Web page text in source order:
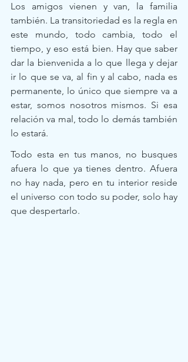
Los amigos vienen y van, la familia
también. La transitoriedad es la regla en
este mundo, todo cambia, todo el
tiempo, y eso está bien. Hay que saber
dar la bienvenida a lo que llega y dejar
ir lo que se va, al fin y al cabo, nada es
permanente, lo único que siempre va a
estar, somos nosotros mismos. Si esa
relación va mal, todo lo demás también
lo estará.
Todo esta en tus manos, no busques
afuera lo que ya tienes dentro. Afuera
no hay nada, pero en tu interior reside
el universo con todo su poder, solo hay
que despertarlo.